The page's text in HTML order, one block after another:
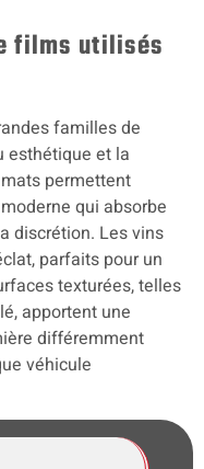
films utilisés
familles de
esthétique et la
permettent
qui absorbe
discrétion. Les vins
parfaits pour un
texturées, telles
apportent une
différemment
véhicule